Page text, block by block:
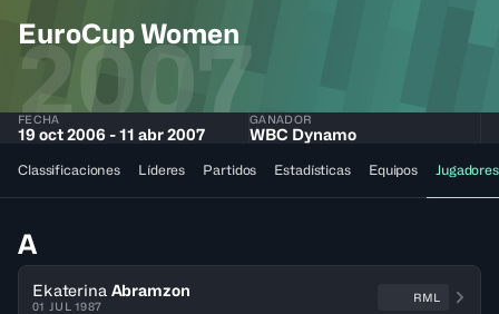
EuroCup Women
2007
FECHA
19 oct 2006 - 11 abr 2007
GANADOR
WBC Dynamo
Classificaciones Líderes Partidos Estadísticas Equipos Jugadores
A
Ekaterina Abramzon
01 JUL 1987
RML